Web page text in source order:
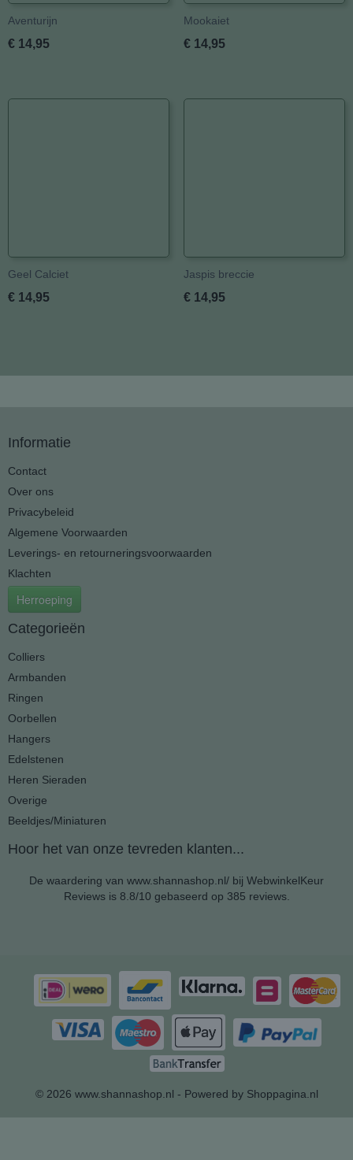
Aventurijn
€ 14,95
Mookaiet
€ 14,95
Geel Calciet
€ 14,95
Jaspis breccie
€ 14,95
Informatie
Contact
Over ons
Privacybeleid
Algemene Voorwaarden
Leverings- en retourneringsvoorwaarden
Klachten
Herroeping
Categorieën
Colliers
Armbanden
Ringen
Oorbellen
Hangers
Edelstenen
Heren Sieraden
Overige
Beeldjes/Miniaturen
Hoor het van onze tevreden klanten...
De waardering van www.shannashop.nl/ bij WebwinkelKeur
Reviewsis 8.8/10 gebaseerd op 385 reviews.
© 2026 www.shannashop.nl - Powered by Shoppagina.nl